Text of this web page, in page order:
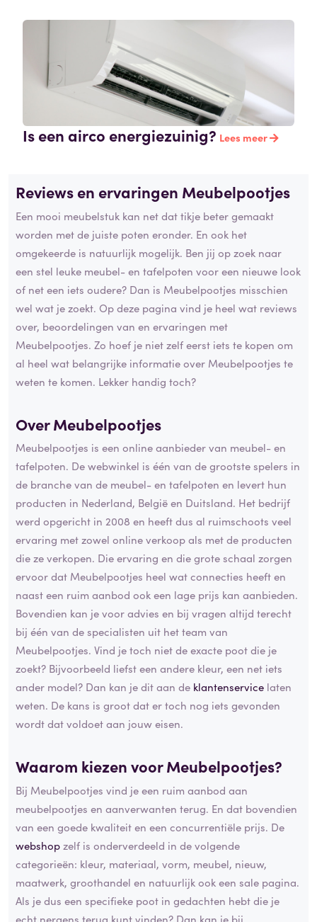
Is een airco energiezuinig? Lees meer
Reviews en ervaringen Meubelpootjes
Een mooi meubelstuk kan net dat tikje beter gemaakt
worden met de juiste poten eronder. En ook het
omgekeerde is natuurlijk mogelijk. Ben jij op zoek naar
een stel leuke meubel- en tafelpoten voor een nieuwe look
of net een iets oudere? Dan is Meubelpootjes misschien
wel wat je zoekt. Op deze pagina vind je heel wat reviews
over, beoordelingen van en ervaringen met
Meubelpootjes. Zo hoef je niet zelf eerst iets te kopen om
al heel wat belangrijke informatie over Meubelpootjes te
weten te komen. Lekker handig toch?
Over Meubelpootjes
Meubelpootjes is een online aanbieder van meubel- en
tafelpoten. De webwinkel is één van de grootste spelers in
de branche van de meubel- en tafelpoten en levert hun
producten in Nederland, België en Duitsland. Het bedrijf
werd opgericht in 2008 en heeft dus al ruimschoots veel
ervaring met zowel online verkoop als met de producten
die ze verkopen. Die ervaring en die grote schaal zorgen
ervoor dat Meubelpootjes heel wat connecties heeft en
naast een ruim aanbod ook een lage prijs kan aanbieden.
Bovendien kan je voor advies en bij vragen altijd terecht
bij één van de specialisten uit het team van
Meubelpootjes. Vind je toch niet de exacte poot die je
zoekt? Bijvoorbeeld liefst een andere kleur, een net iets
ander model? Dan kan je dit aan de klantenservice laten
weten. De kans is groot dat er toch nog iets gevonden
wordt dat voldoet aan jouw eisen.
Waarom kiezen voor Meubelpootjes?
Bij Meubelpootjes vind je een ruim aanbod aan
meubelpootjes en aanverwanten terug. En dat bovendien
van een goede kwaliteit en een concurrentiële prijs. De
webshopzelf is onderverdeeld in de volgende
categorieën: kleur, materiaal, vorm, meubel, nieuw,
maatwerk, groothandel en natuurlijk ook een sale pagina.
Als je dus een specifieke poot in gedachten hebt die je
echt nergens terug kunt vinden? Dan kan je bij